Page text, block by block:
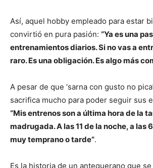
Así, aquel hobby empleado para estar
convirtió en pura pasión: “Ya es una
entrenamientos diarios. Si no vas a
raro. Es una obligación. Es algo más
A pesar de que ‘sarna con gusto no
sacrifica mucho para poder seguir sus
“Mis entrenos son a última hora de la
madrugada. A las 11 de la noche, a las
muy temprano o tarde”.
Es la historia de un antequerano que